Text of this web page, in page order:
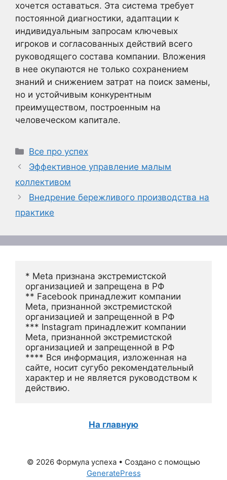
хочется оставаться. Эта система требует
постоянной диагностики, адаптации к
индивидуальным запросам ключевых
игроков и согласованных действий всего
руководящего состава компании. Вложения
в нее окупаются не только сохранением
знаний и снижением затрат на поиск замены,
но и устойчивым конкурентным
преимуществом, построенным на
человеческом капитале.
Рубрики
Все про успех
Эффективное управление малым
коллективом
Внедрение бережливого производства на
практике
* Meta признана экстремистской
организацией и запрещена в РФ
** Facebook принадлежит компании
Meta, признанной экстремистской
организацией и запрещенной в РФ
*** Instagram принадлежит компании
Meta, признанной экстремистской
организацией и запрещенной в РФ
**** Вся информация, изложенная на
сайте, носит сугубо рекомендательный
характер и не является руководством к
действию.
На главную
© 2026 Формула успеха • Создано с помощью
GeneratePress